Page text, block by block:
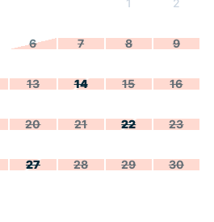
1 2
6 7 8 9
13 14 15 16
20 21 22 23
27 28 29 30